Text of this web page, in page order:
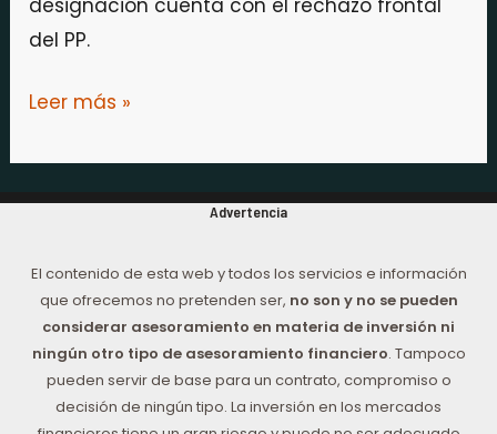
del PP.
Leer más »
Advertencia
El contenido de esta web y todos los servicios e información
que ofrecemos no pretenden ser, no son y no se pueden
considerar asesoramiento en materia de inversión ni
ningún otro tipo de asesoramiento financiero. Tampoco
pueden servir de base para un contrato, compromiso o
decisión de ningún tipo. La inversión en los mercados